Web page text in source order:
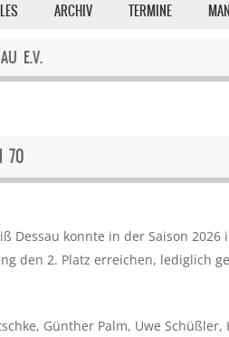
ARCHIV TERMINE
E.V.
70
Dessau konnte in der Saison
den 2. Platz erreichen, lediglich
Günther Palm, Uwe Schüßler,